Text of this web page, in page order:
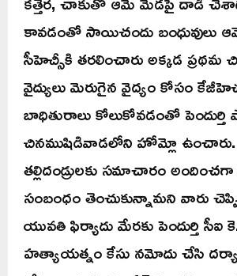
కావడంతో సాయిచందు బంధువులు
సీహెచ్సీకి తరలించారు అక్కడ ప్రథమ
వైద్యులు మెరుగైన వైద్యం కోసం
బాధితురాలు కోలుకోవడంతో పెందుర్తి
చినముషిడివాడలోని హోమ్లో
తల్లిదండ్రులకు సమాచారం
సంబంధం తెంచుకున్నామని వారు
యువతి ఫిర్యాదు మేరకు పెందుర్తి సీఐ
హత్యాయత్నం కేసు నమోదు చేసి